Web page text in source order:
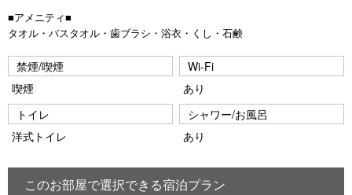
■アメニティ■
タオル・バスタオル・歯ブラシ・浴衣・くし・石鹸
禁煙/喫煙
喫煙
Wi-Fi
あり
トイレ
洋式トイレ
シャワー/お風呂
あり
このお部屋で選択できる宿泊プラン